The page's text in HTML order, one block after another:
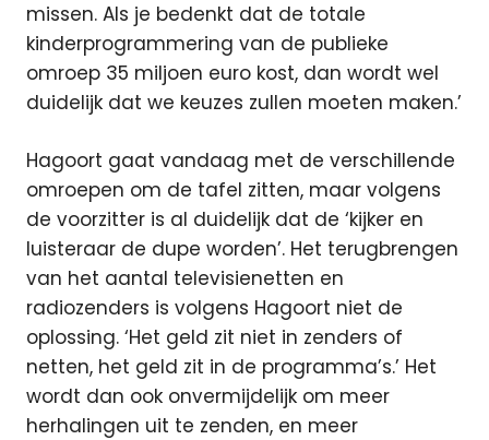
missen. Als je bedenkt dat de totale
kinderprogrammering van de publieke
omroep 35 miljoen euro kost, dan wordt wel
duidelijk dat we keuzes zullen moeten maken.’
Hagoort gaat vandaag met de verschillende
omroepen om de tafel zitten, maar volgens
de voorzitter is al duidelijk dat de ‘kijker en
luisteraar de dupe worden’. Het terugbrengen
van het aantal televisienetten en
radiozenders is volgens Hagoort niet de
oplossing. ‘Het geld zit niet in zenders of
netten, het geld zit in de programma’s.’ Het
wordt dan ook onvermijdelijk om meer
herhalingen uit te zenden, en meer